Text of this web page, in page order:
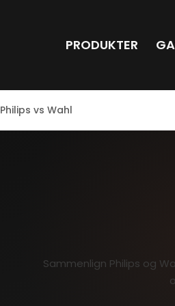
PRODUKTER
Philips vs Wahl
Sammenlign Philips og